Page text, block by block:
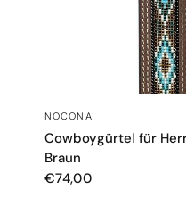
NOCONA
Cowboygürtel für
Braun
€74,00